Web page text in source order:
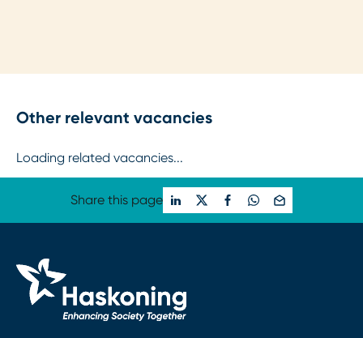
Other relevant vacancies
Loading related vacancies...
Share this page